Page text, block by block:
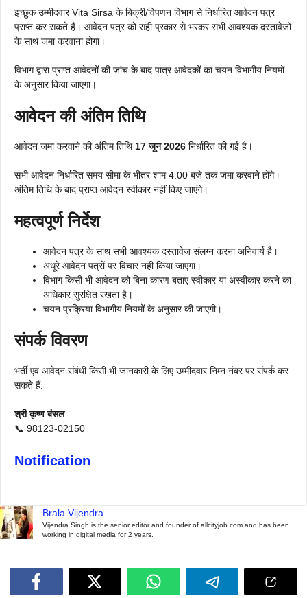
इच्छुक उम्मीदवार Vita Sirsa के बिक्री/विपणन विभाग से निर्धारित आवेदन पत्र
प्राप्त कर सकते हैं। आवेदन पत्र को सही प्रकार से भरकर सभी आवश्यक दस्तावेजों
के साथ जमा करवाना होगा।
विभाग द्वारा प्राप्त आवेदनों की जांच के बाद पात्र आवेदकों का चयन विभागीय नियमों
के अनुसार किया जाएगा।
आवेदन की अंतिम तिथि
आवेदन जमा करवाने की अंतिम तिथि17 जून 2026 निर्धारित की गई है।
सभी आवेदन निर्धारित समय सीमा के भीतर शाम 4:00 बजे तक जमा करवाने होंगे।
अंतिम तिथि के बाद प्राप्त आवेदन स्वीकार नहीं किए जाएंगे।
महत्वपूर्ण निर्देश
आवेदन पत्र के साथ सभी आवश्यक दस्तावेज संलग्न करना अनिवार्य है।
अधूरे आवेदन पत्रों पर विचार नहीं किया जाएगा।
विभाग किसी भी आवेदन को बिना कारण बताए स्वीकार या अस्वीकार करने का
अधिकार सुरक्षित रखता है।
चयन प्रक्रिया विभागीय नियमों के अनुसार की जाएगी।
संपर्क विवरण
भर्ती एवं आवेदन संबंधी किसी भी जानकारी के लिए उम्मीदवार निम्न नंबर पर संपर्क कर
सकते हैं:
श्री कृष्ण बंसल
📞 98123-02150
Notification
Brala Vijendra
Vijendra Singh is the senior editor and founder of allcityjob.com and has been
working in digital media for 2 years.